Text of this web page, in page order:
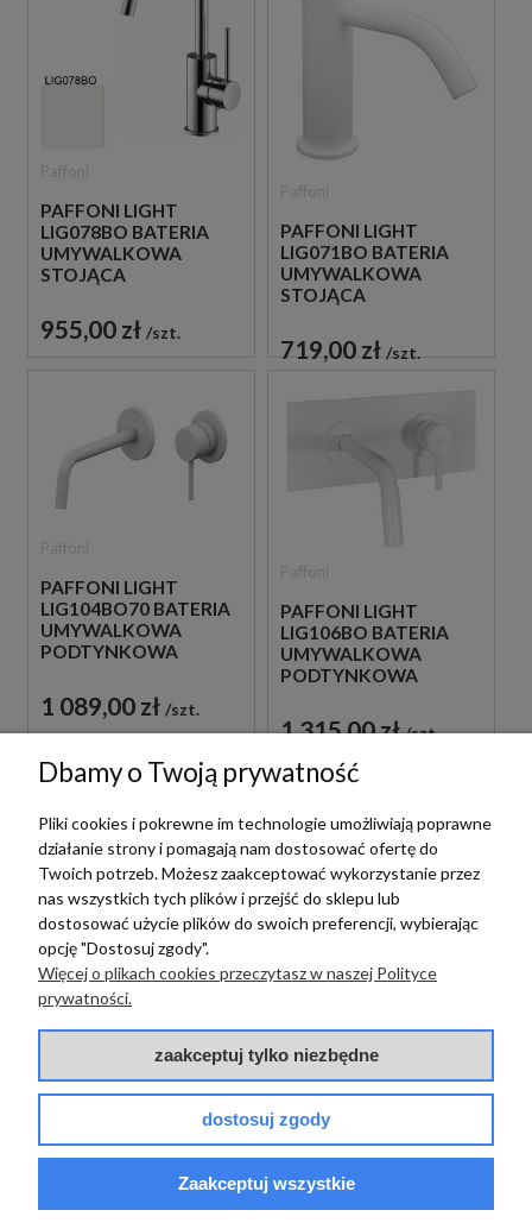
PAFFONI LIGHT
LIG078BO BATERIA
UMYWALKOWA
STOJĄCA
BIAŁA
955,00 zł szt.
PAFFONI LIGHT
LIG071BO BATERIA
UMYWALKOWA
STOJĄCA
BIAŁA
719,00 zł szt.
PAFFONI LIGHT
LIG104BO70 BATERIA
UMYWALKOWA
PODTYNKOWA
BIAŁA
1 089,00 zł szt.
PAFFONI LIGHT
LIG106BO BATERIA
UMYWALKOWA
PODTYNKOWA
BIAŁA
1 315,00 zł szt.
Paffoni
PAFFONI LIGHT
LIG105NO70 BATERIA
UMYWALKOWA
PODTYNKOWA
JEDNOUCHWYTOWA
CZARNA
1 089,00 zł szt.
PAFFONI LIGHT
LIG106BO70 BATERIA
UMYWALKOWA
PODTYNKOWA
JEDNOUCHWYTOWA
BIAŁA
1 089,00 zł szt.
Dbamy o Twoją prywatność
Pliki cookies i pokrewne im technologie umożliwiają poprawne
działanie strony i pomagają nam dostosować ofertę do
Twoich potrzeb. Możesz zaakceptować wykorzystanie przez
nas wszystkich tych plików i przejść do sklepu lub
dostosować użycie plików do swoich preferencji, wybierając
opcję "Dostosuj zgody".
Więcej o plikach cookies przeczytasz w naszej Polityce
prywatności.
zaakceptuj tylko niezbędne
dostosuj zgody
Zaakceptuj wszystkie